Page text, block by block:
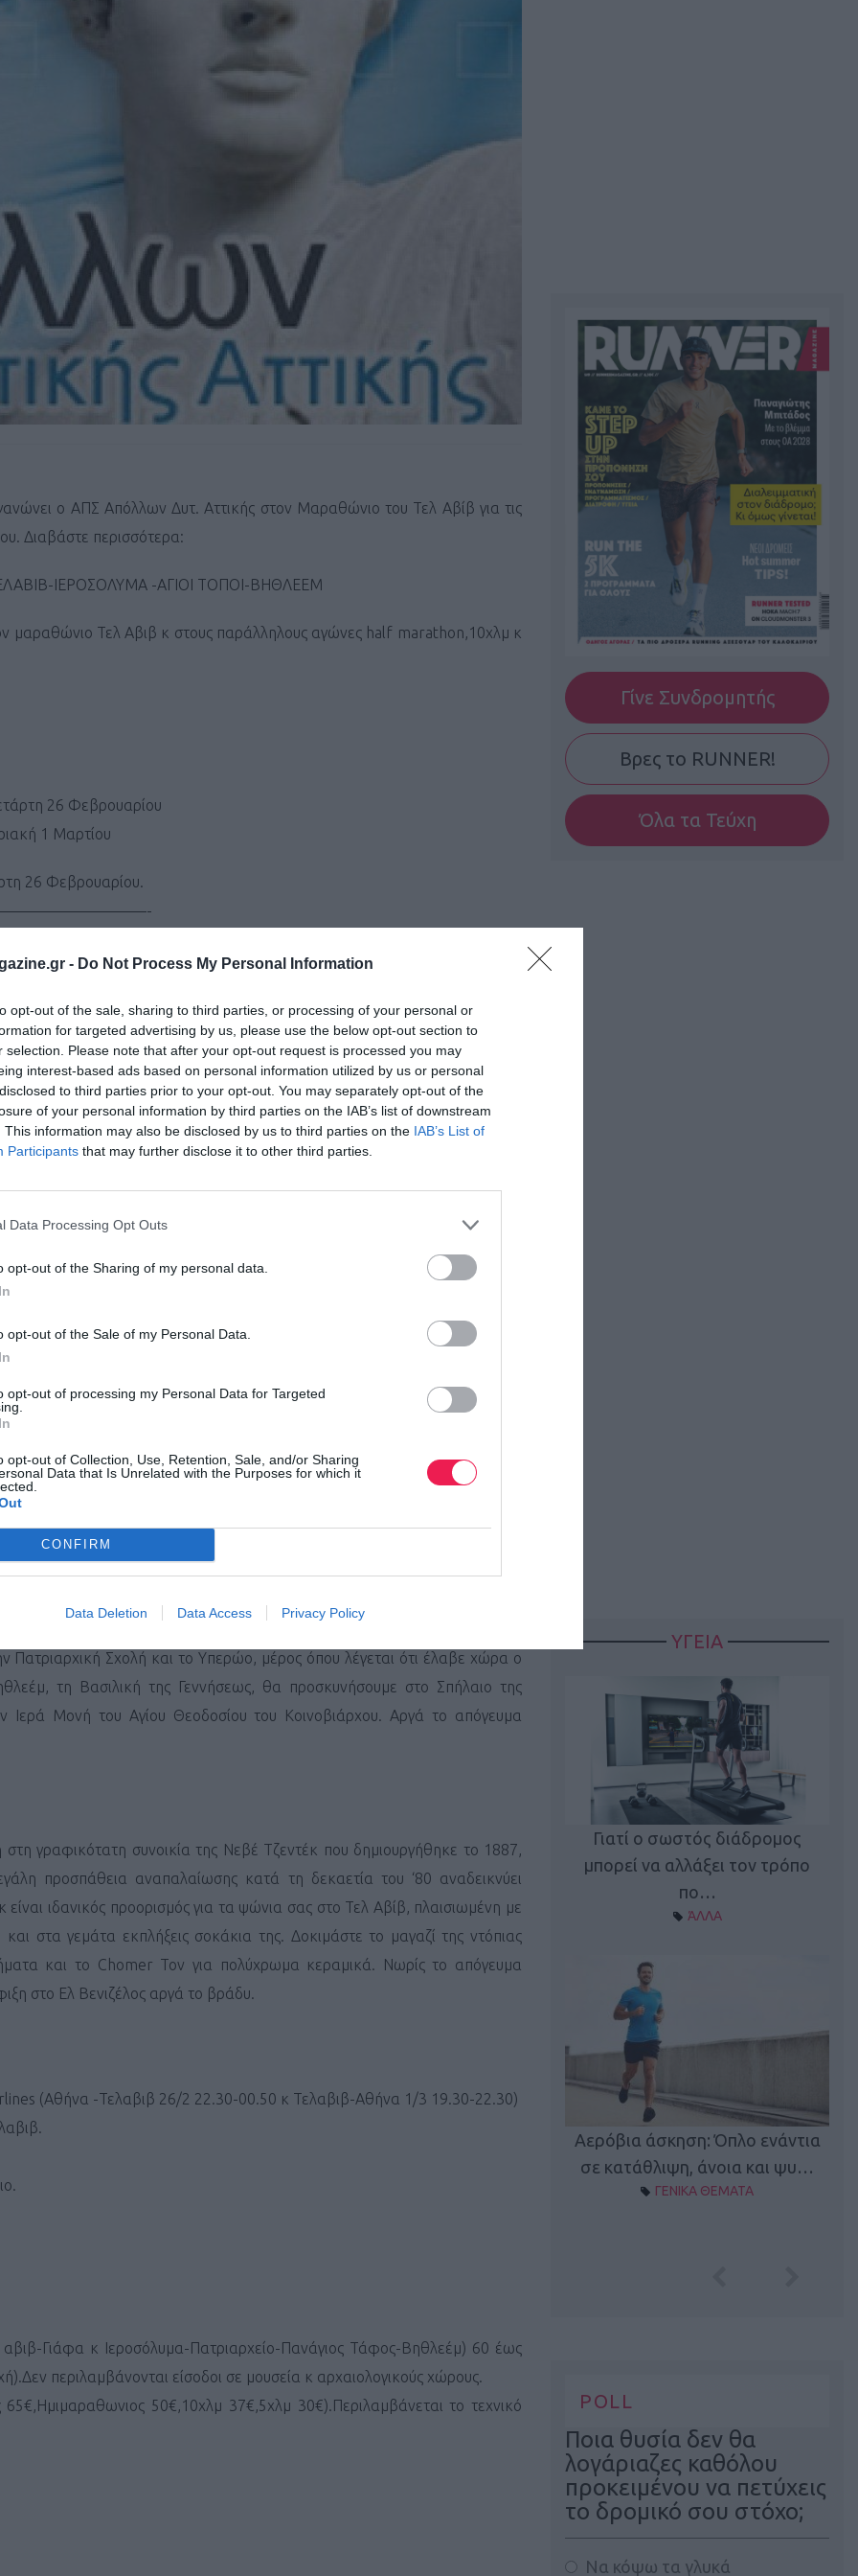
- Do Not Process My Personal Information
opt-out of the sale, sharing to third parties, or processing of your personal or
for targeted advertising by us, please use the below opt-out section to
selection. Please note that after your opt-out request is processed you may
interest-based ads based on personal information utilized by us or personal
to third parties prior to your opt-out. You may separately opt-out of the
of your personal information by third parties on the IAB’s list of downstream
This information may also be disclosed by us to third parties on the IAB’s List of
Participants that may further disclose it to other third parties.
Data Processing Opt Outs
opt-out of the Sharing of my personal data.
opt-out of the Sale of my Personal Data.
opt-out of processing my Personal Data for Targeted
opt-out of Collection, Use, Retention, Sale, and/or Sharing
Data that Is Unrelated with the Purposes for which it
CONFIRM
Data Deletion Data Access Privacy Policy
ο ΑΠΣ Απόλλων Δυτ. Αττικής στον Μαραθώνιο του Τελ Αβίβ για τις
Διαβάστε περισσότερα:
ΙΕΡΟΣΟΛΥΜΑ -ΑΓΙΟΙ ΤΟΠΟΙ-ΒΗΘΛΕΕΜ
μαραθώνιο Τελ Αβιβ κ στους παράλληλους αγώνες half marathon,10χλμ κ
26 Φεβρουαρίου
1 Μαρτίου
26 Φεβρουαρίου.
Άφιξη αργά το βράδυ. Μεταφορά στο ξενοδοχείο μας, διανυκτέρευση.
27 Φεβρουαρίου
μας. Για όσους επιθυμούν ξενάγηση της πόλης.. Θα θαυμάσουμε τα
με το Δημαρχείο, το μνημείο του Ολοκαυτώματος και τη μεγαλύτερη
Λευκή Πόλη, με τα 4.000 σε στυλ Μπάου-Χάους κτίσματα. Στη συνέχεια θα
λέγεται πως ιδρύθηκε τον 20ο αι. π.Χ. και είναι ένα από τα αρχαιότερα
τη Γέφυρα των Ευχών, τον Πύργο του Ρολογιού, το Τέμενος της
σοκάκια του παλιού Τελ Αβίβ, με το τοπικό παζάρι, τα πολλά εστιατόρια
μας ,με τα bib numbers για τους αγώνες. Υπόλοιπο της ημέρας ελεύθερο.
στον αγωνα που θα επιλέξετε.
έχουμε προγραμματίσει ολοήμερη εκδρομή στα Ιεροσόλυμα κ στη
το σημερινό χωροταξικό σχέδιό της, χρονολογείται κυρίως στη
το Όρος των Ελαιών και το Όρος Σιών. Και τα δύο συνδέονται με
οδό του Μαρτυρίου (ο δρόμος που περπάτησε ο Χριστός, πηγαίνοντας στο
στο Πραιτώριο και θα καταλήξουμε στο Ναό της Αναστάσεως, για
τοποθεσίες. Συνεχίζουμε για το Όρος Σιών που έχει ταυτιστεί με
Πατριαρχική Σχολή και το Υπερώο, μέρος όπου λέγεται ότι έλαβε χώρα ο
τη Βασιλική της Γεννήσεως, θα προσκυνήσουμε στο Σπήλαιο της
Μονή του Αγίου Θεοδοσίου του Κοινοβιάρχου. Αργά το απόγευμα
γραφικότατη συνοικία της Νεβέ Τζεντέκ που δημιουργήθηκε το 1887,
προσπάθεια αναπαλαίωσης κατά τη δεκαετία του ‘80 αναδεικνύει
ιδανικός προορισμός για τα ψώνια σας στο Τελ Αβίβ, πλαισιωμένη με
στα γεμάτα εκπλήξεις σοκάκια της. Δοκιμάστε το μαγαζί της ντόπιας
και το Chomer Tov για πολύχρωμα κεραμικά. Νωρίς το απόγευμα
στο Ελ Βενιζέλος αργά το βράδυ.
(Αθήνα -Τελαβιβ 26/2 22.30-00.50 κ Τελαβιβ-Αθήνα 1/3 19.30-22.30)
Γιάφα κ Ιεροσόλυμα-Πατριαρχείο-Πανάγιος Τάφος-Βηθλεέμ) 60 έως
περιλαμβάνονται είσοδοι σε μουσεία κ αρχαιολογικούς χώρους.
50€,10χλμ 37€,5χλμ 30€).Περιλαμβάνεται το τεχνικό
Γίνε Συνδρομητής
Βρες το RUNNER!
Όλα τα Τεύχη
ΥΓΕΙΑ
Καφές και καφεΐνη
ΓΕΝΙΚΑ ΘΕΜΑΤΑ
New Year Resolutions: Η άσκηση
Γιατί ο σωστός διάδρομος
μπορεί να αλλάξει τον τρόπο
πο…
ΆΛΛΑ
Αερόβια άσκηση: Όπλο ενάντια
σε κατάθλιψη, άνοια και ψυ…
ΓΕΝΙΚΑ ΘΕΜΑΤΑ
POLL
Ποια θυσία δεν θα
λογάριαζες καθόλου
προκειμένου να πετύχεις
το δρομικό σου στόχο;
Να κόψω τα γλυκά